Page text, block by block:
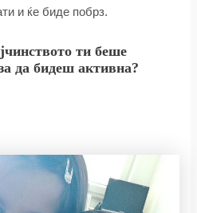
и ќе биде побрз.
ти беше
да бидеш активна?